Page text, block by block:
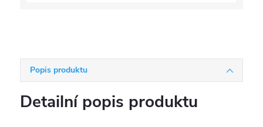
Popis produktu
Detailní popis produktu